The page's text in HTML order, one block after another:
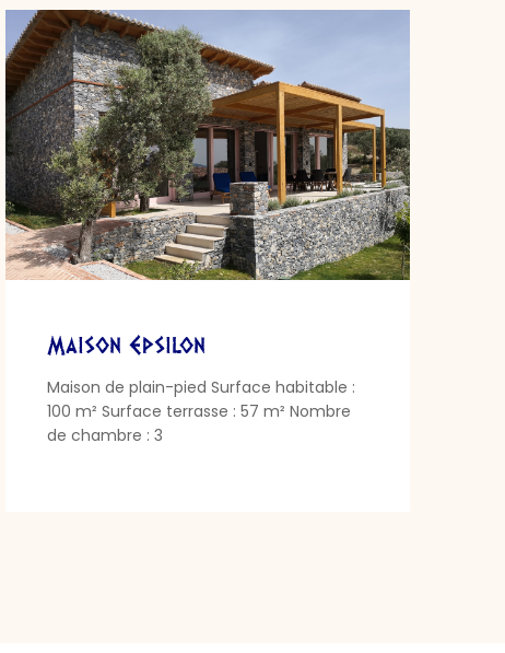
Maison Epsilon
Maison de plain-pied Surface habitable :
100 m² Surface terrasse : 57 m² Nombre
de chambre : 3